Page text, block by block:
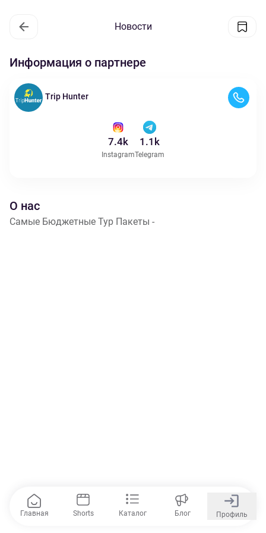
Новости
Информация о партнере
Trip Hunter
7.4k
Instagram
1.1k
Telegram
О нас
Самые Бюджетные Тур Пакеты -
Главная Shorts Каталог Блог Профиль